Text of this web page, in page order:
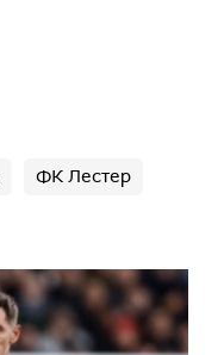
ФК Лестер